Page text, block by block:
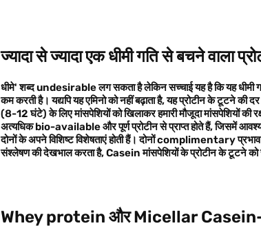
ज्यादा से ज्यादा एक धीमी गति से बचने वाला
धीमे' शब्द undesirable लग सकता है लेकिन सच्चाई यह है कि यह
कम करती है। यद्यपि यह एमिनो को नहीं बढ़ाता है, यह प्रोटीन के टूटने की
(8-12 घंटे) के लिए मांसपेशियों को खिलाकर हमारी मौजूदा मांसपेशियों
अत्यधिक bio-available और पूर्ण प्रोटीन से प्राप्त होते हैं, जिसमें
दोनों के अपने विशिष्ट विशेषताएं होती हैं। दोनों complimentary
संश्लेषण की देखभाल करता है, Casein मांसपेशियों के प्रोटीन के टूटने को
Whey protein औरMicellar Casein